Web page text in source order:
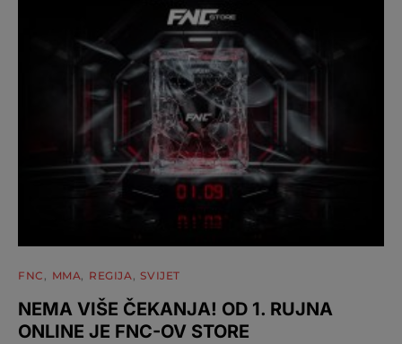
FNC MMA REGIJA SVIJET
NEMA VIŠE ČEKANJA! OD 1. RUJNA
ONLINE JE FNC-OV STORE